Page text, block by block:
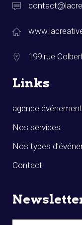
199 rue
Links
agence
Nos services
Nos types
Contact